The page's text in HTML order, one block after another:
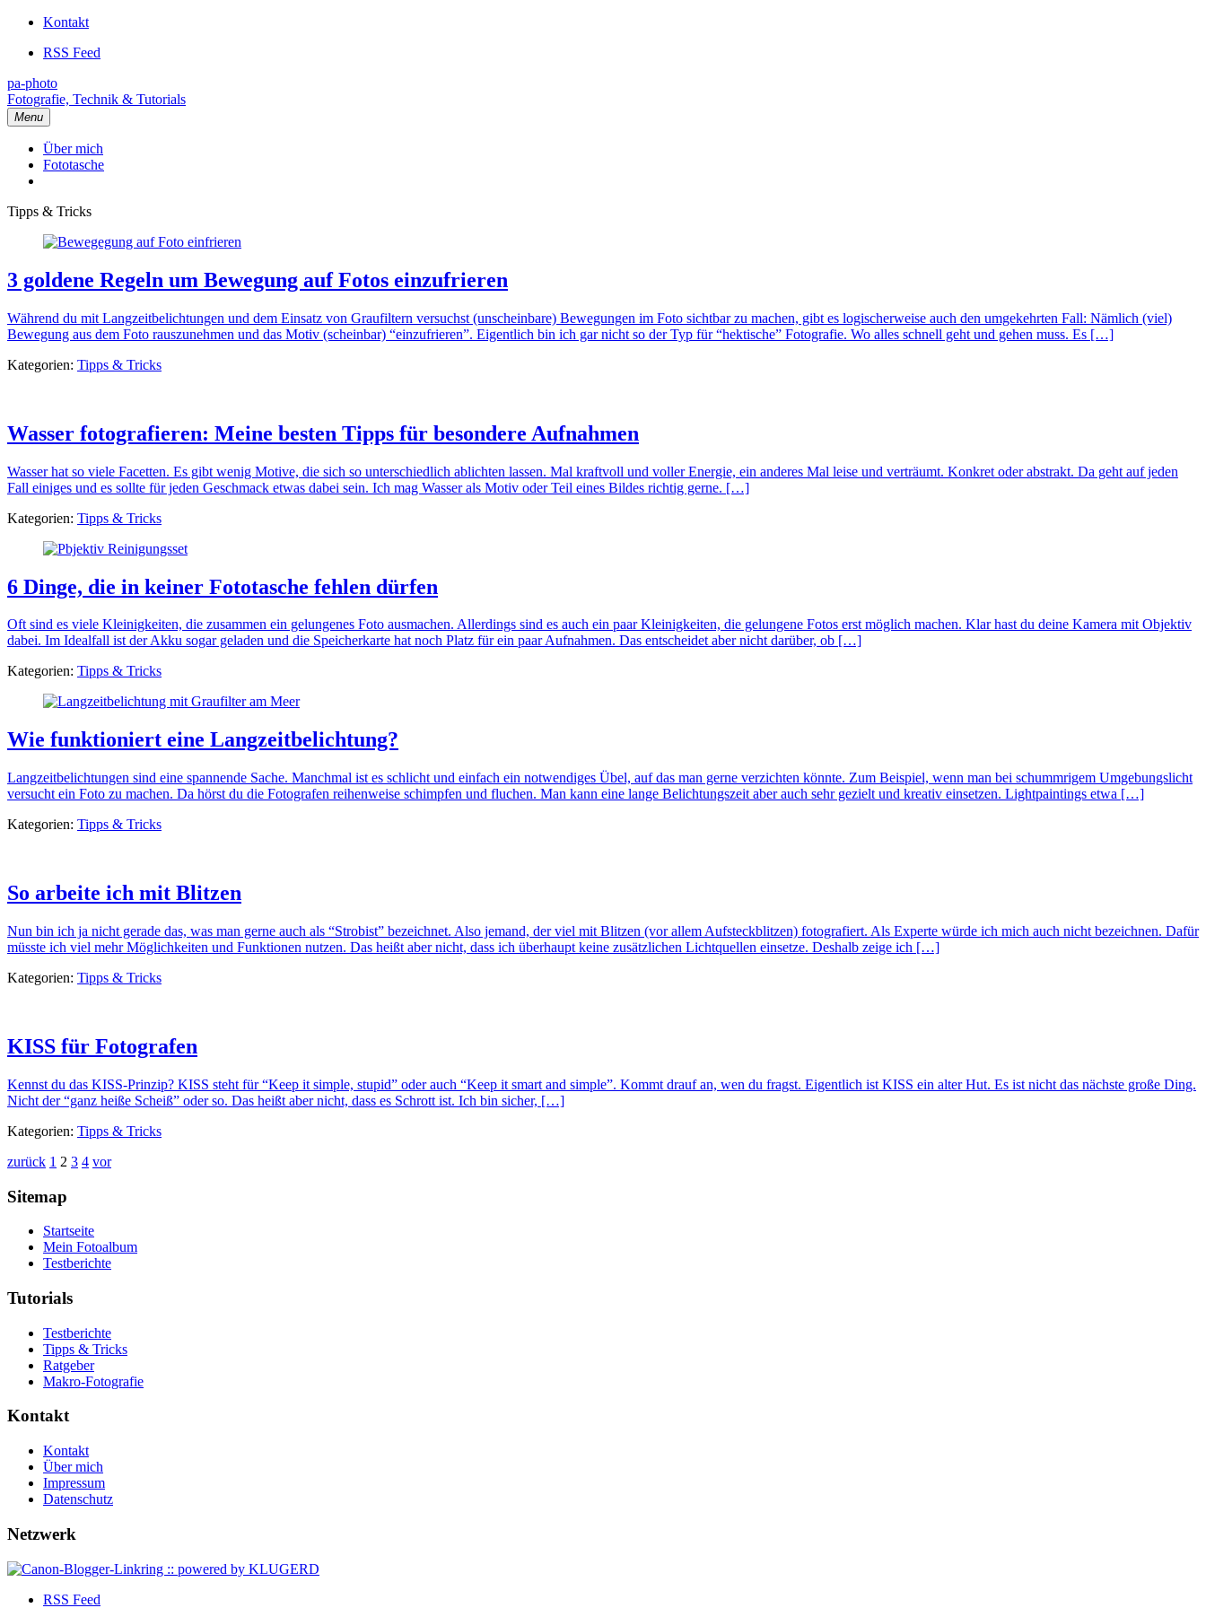
Kontakt
RSS Feed
pa-photo
Fotografie, Technik & Tutorials
Menu
Über mich
Fototasche
Tipps & Tricks
3 goldene Regeln um Bewegung auf Fotos einzufrieren
Während du mit Langzeitbelichtungen und dem Einsatz von Graufiltern versuchst (unscheinbare) Bewegungen im Foto sichtbar zu machen, gibt es logischerweise auch den umgekehrten Fall: Nämlich (viel)
Bewegung aus dem Foto rauszunehmen und das Motiv (scheinbar) “einzufrieren”. Eigentlich bin ich gar nicht so der Typ für “hektische” Fotografie. Wo alles schnell geht und gehen muss. Es […]
Kategorien: Tipps & Tricks
Wasser fotografieren: Meine besten Tipps für besondere Aufnahmen
Wasser hat so viele Facetten. Es gibt wenig Motive, die sich so unterschiedlich ablichten lassen. Mal kraftvoll und voller Energie, ein anderes Mal leise und verträumt. Konkret oder abstrakt. Da geht auf jeden
Fall einiges und es sollte für jeden Geschmack etwas dabei sein. Ich mag Wasser als Motiv oder Teil eines Bildes richtig gerne. […]
Kategorien: Tipps & Tricks
6 Dinge, die in keiner Fototasche fehlen dürfen
Oft sind es viele Kleinigkeiten, die zusammen ein gelungenes Foto ausmachen. Allerdings sind es auch ein paar Kleinigkeiten, die gelungene Fotos erst möglich machen. Klar hast du deine Kamera mit Objektiv
dabei. Im Idealfall ist der Akku sogar geladen und die Speicherkarte hat noch Platz für ein paar Aufnahmen. Das entscheidet aber nicht darüber, ob […]
Kategorien: Tipps & Tricks
Wie funktioniert eine Langzeitbelichtung?
Langzeitbelichtungen sind eine spannende Sache. Manchmal ist es schlicht und einfach ein notwendiges Übel, auf das man gerne verzichten könnte. Zum Beispiel, wenn man bei schummrigem Umgebungslicht
versucht ein Foto zu machen. Da hörst du die Fotografen reihenweise schimpfen und fluchen. Man kann eine lange Belichtungszeit aber auch sehr gezielt und kreativ einsetzen. Lightpaintings etwa […]
Kategorien: Tipps & Tricks
So arbeite ich mit Blitzen
Nun bin ich ja nicht gerade das, was man gerne auch als “Strobist” bezeichnet. Also jemand, der viel mit Blitzen (vor allem Aufsteckblitzen) fotografiert. Als Experte würde ich mich auch nicht bezeichnen. Dafür
müsste ich viel mehr Möglichkeiten und Funktionen nutzen. Das heißt aber nicht, dass ich überhaupt keine zusätzlichen Lichtquellen einsetze. Deshalb zeige ich […]
Kategorien: Tipps & Tricks
KISS für Fotografen
Kennst du das KISS-Prinzip? KISS steht für “Keep it simple, stupid” oder auch “Keep it smart and simple”. Kommt drauf an, wen du fragst. Eigentlich ist KISS ein alter Hut. Es ist nicht das nächste große Ding.
Nicht der “ganz heiße Scheiß” oder so. Das heißt aber nicht, dass es Schrott ist. Ich bin sicher, […]
Kategorien: Tipps & Tricks
Beitragsnavigation
zurück 1 2 3 4 vor
Sitemap
Startseite
Mein Fotoalbum
Testberichte
Tutorials
Testberichte
Tipps & Tricks
Ratgeber
Makro-Fotografie
Kontakt
Kontakt
Über mich
Impressum
Datenschutz
Netzwerk
RSS Feed